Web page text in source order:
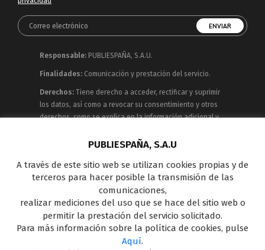
Responsable: PUBLIESPAÑA, S.A.U.
Finalidades: Comunicación y prestación del servicio.
Derechos: Tiene derecho a acceder, rectificar y suprimir
los datos, así como a revocar su consentimiento y otros
derechos, como se explica en la información adicional y
Publiespaña es empresa de Mediaset España
concesionaria del espacio publicitario de sus siete
canales en abierto: Telecinco, Cuatro, Factoría de Ficción,
Boing, Divinity , Energy y Be Mad, así como de una amplia
oferta en el panorama de medios y con una gran
experiencia en la comercialización de diferentes
soportes en Internet y TV Outdoor Digital.
PUBLIESPAÑA, S.A.U
A través de este sitio web se utilizan cookies propias y de
terceros para hacer posible la transmisión de las
comunicaciones,
realizar mediciones del uso que se hace del sitio web o
permitir la prestación del servicio solicitado.
Para más información sobre la política de cookies, pulse
Aquí.